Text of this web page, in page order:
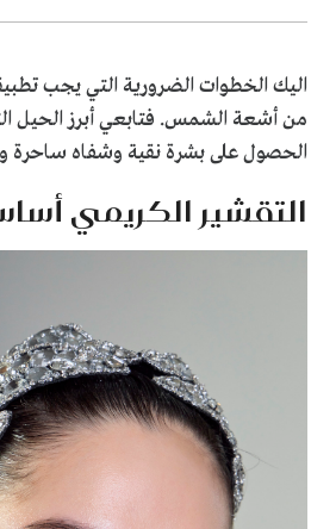
اليك الخطوات الضرورية التي يجب
من أشعة الشمس. فتابعي أبرز الحيل
الحصول على بشرة نقية وشفاه ساحرة
التقشير الكريمي